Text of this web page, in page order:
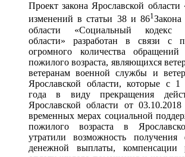
Проект закона Ярославской
изменений в статьи 38 и 861Закона
области «Социальный кодекс
области» разработан в связи с
огромного количества
пожилого возраста, являющихся
ветеранам военной службы и
Ярославской области, которые с 1
года в виду прекращения
Ярославской области от
временных мерах социальной
пожилого возраста в
утратили возможность получения
денежной выплаты, компенсации